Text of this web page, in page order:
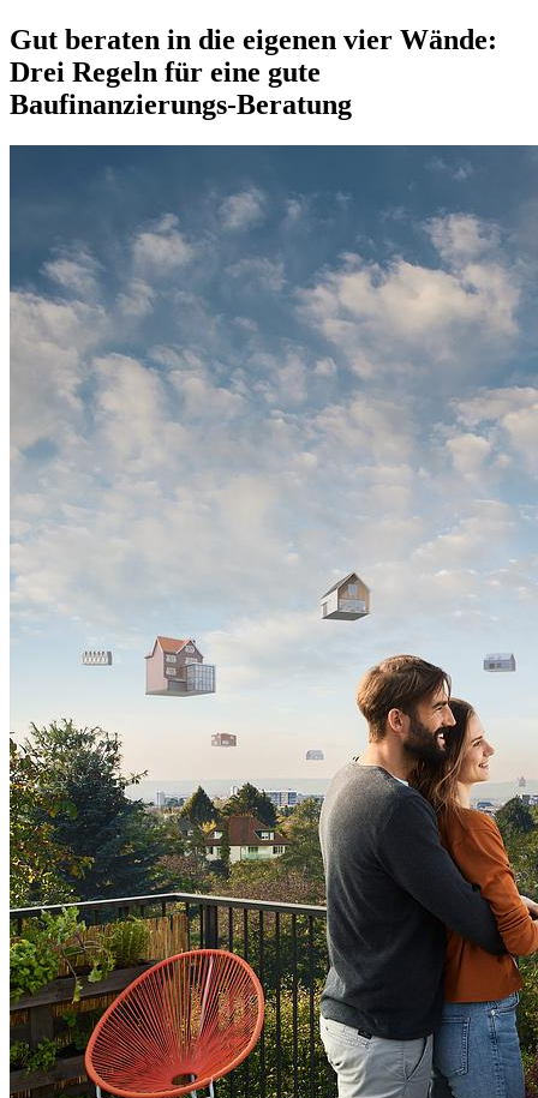
Gut beraten in die eigenen vier Wände:
Drei Regeln für eine gute
Baufinanzierungs-Beratung